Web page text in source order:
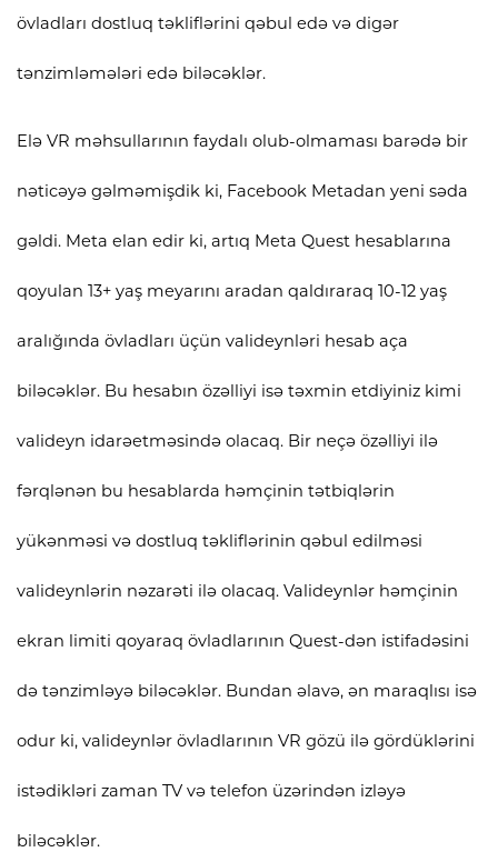
övladları dostluq təkliflərini qəbul edə və digər
tənzimləmələri edə biləcəklər.
Elə VR məhsullarının faydalı olub-olmaması barədə bir
nəticəyə gəlməmişdik ki, Facebook Metadan yeni səda
gəldi. Meta elan edir ki, artıq Meta Quest hesablarına
qoyulan 13+ yaş meyarını aradan qaldıraraq 10-12 yaş
aralığında övladları üçün valideynləri hesab aça
biləcəklər. Bu hesabın özəlliyi isə təxmin etdiyiniz kimi
valideyn idarəetməsində olacaq. Bir neçə özəlliyi ilə
fərqlənən bu hesablarda həmçinin tətbiqlərin
yükənməsi və dostluq təkliflərinin qəbul edilməsi
valideynlərin nəzarəti ilə olacaq. Valideynlər həmçinin
ekran limiti qoyaraq övladlarının Quest-dən istifadəsini
də tənzimləyə biləcəklər. Bundan əlavə, ən maraqlısı isə
odur ki, valideynlər övladlarının VR gözü ilə gördüklərini
istədikləri zaman TV və telefon üzərindən izləyə
biləcəklər.